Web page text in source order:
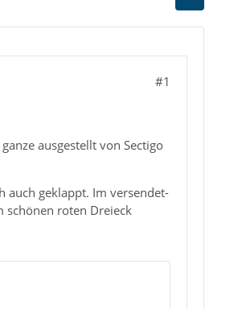
#1
ausgestellt von Sectigo
auch geklappt. Im versendet-
schönen roten Dreieck